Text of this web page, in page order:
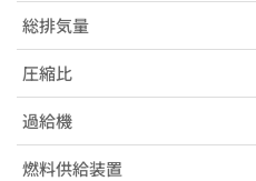
総排気量
圧縮比
過給機
燃料供給装置